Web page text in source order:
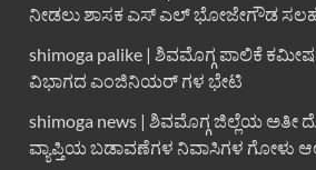
ನೀಡಲು ಶಾಸಕ ಎಸ್ ಎಲ್ ಭೋಜೇಗೌಡ
shimoga palike | ಶಿವಮೊಗ್ಗ ಪಾಲಿಕೆ
ವಿಭಾಗದ ಎಂಜಿನಿಯರ್ ಗಳ ಭೇಟಿ
shimoga news | ಶಿವಮೊಗ್ಗ ಜಿಲ್ಲೆಯ ಅತೀ
ವ್ಯಾಪ್ತಿಯ ಬಡಾವಣೆಗಳ ನಿವಾಸಿಗಳ ಗೋಳು